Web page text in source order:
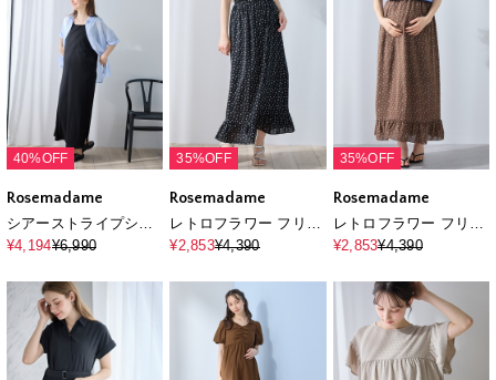
40%OFF
Rosemadame
シアーストライプシャ
ツ×ラメリブ ノースリ
ワンピース（マタニテ
ィ/授乳服）セット 授乳
口付き 授乳楽々 妊婦服
産前・産後対応
¥4,194¥6,990
35%OFF
Rosemadame
レトロフラワー フリル
スカート/マタニティス
乳服) 妊婦服 産前・産
¥2,853¥4,390
35%OFF
Rosemadame
レトロフラワー フリル
スカート/マタニティス
乳服) 妊婦服 産前・産
後対応
¥2,853¥4,390